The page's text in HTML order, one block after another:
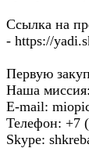
Ссылка на
- https://
Первую
Наша миссия:
E-mail:
Телефон: +7
Skype: